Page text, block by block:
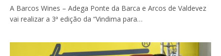
A Barcos Wines – Adega Ponte da Barca e Arcos de Valdevez
vai realizar a 3ª edição da “Vindima para…